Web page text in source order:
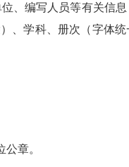
、编写人员等有关信
、学科、册次（字体统
章。